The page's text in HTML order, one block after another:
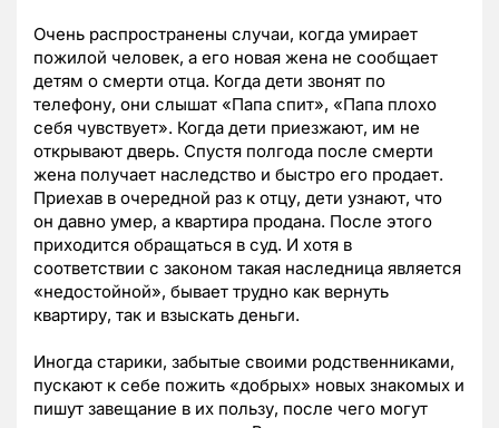
Очень распространены случаи, когда умирает
пожилой человек, а его новая жена не сообщает
детям о смерти отца. Когда дети звонят по
телефону, они слышат «Папа спит», «Папа плохо
себя чувствует». Когда дети приезжают, им не
открывают дверь. Спустя полгода после смерти
жена получает наследство и быстро его продает.
Приехав в очередной раз к отцу, дети узнают, что
он давно умер, а квартира продана. После этого
приходится обращаться в суд. И хотя в
соответствии с законом такая наследница является
«недостойной», бывает трудно как вернуть
квартиру, так и взыскать деньги.
Иногда старики, забытые своими родственниками,
пускают к себе пожить «добрых» новых знакомых и
пишут завещание в их пользу, после чего могут